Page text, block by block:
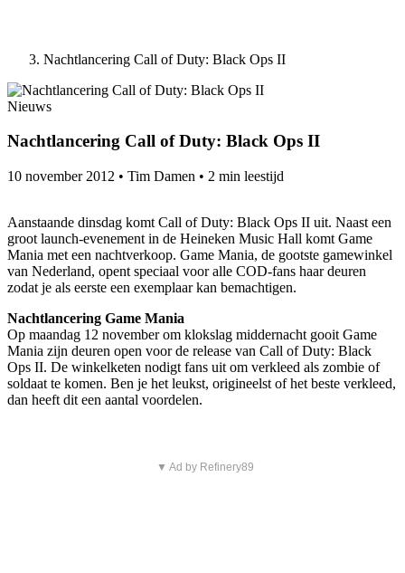
Nachtlancering Call of Duty: Black Ops II
Nieuws
Nachtlancering Call of Duty: Black Ops II
10 november 2012 • Tim Damen • 2 min leestijd
Aanstaande dinsdag komt Call of Duty: Black Ops II uit. Naast een
groot launch-evenement in de Heineken Music Hall komt Game
Mania met een nachtverkoop. Game Mania, de gootste gamewinkel
van Nederland, opent speciaal voor alle COD-fans haar deuren
zodat je als eerste een exemplaar kan bemachtigen.
Nachtlancering Game Mania
Op maandag 12 november om klokslag middernacht gooit Game
Mania zijn deuren open voor de release van Call of Duty: Black
Ops II. De winkelketen nodigt fans uit om verkleed als zombie of
soldaat te komen. Ben je het leukst, origineelst of het beste verkleed,
dan heeft dit een aantal voordelen.
▼ Ad by Refinery89